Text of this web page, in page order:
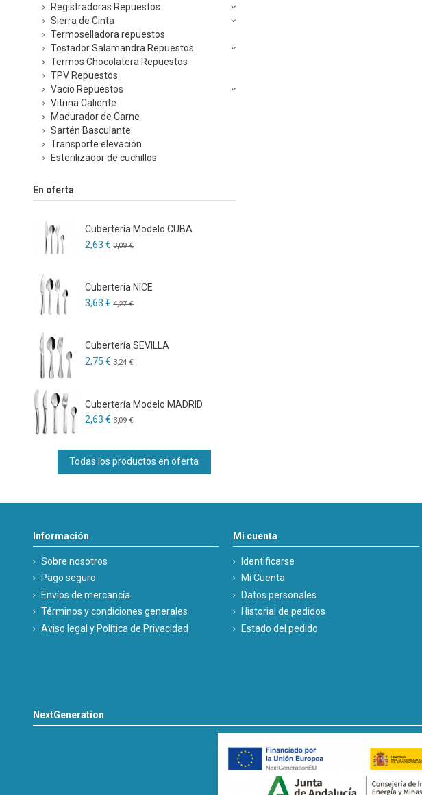
Registradoras Repuestos
Sierra de Cinta
Termoselladora repuestos
Tostador Salamandra Repuestos
Termos Chocolatera Repuestos
TPV Repuestos
Vacío Repuestos
Vitrina Caliente
Madurador de Carne
Sartén Basculante
Transporte elevación
Esterilizador de cuchillos
En oferta
Cubertería Modelo CUBA
2,63 € 3,09 €
Cubertería NICE
3,63 € 4,27 €
Cubertería SEVILLA
2,75 € 3,24 €
Cubertería Modelo MADRID
2,63 € 3,09 €
Todas los productos en oferta
Información
Sobre nosotros
Pago seguro
Envíos de mercancía
Términos y condiciones generales
Aviso legal y Política de Privacidad
Mi cuenta
Identificarse
Mi Cuenta
Datos personales
Historial de pedidos
Estado del pedido
NextGeneration